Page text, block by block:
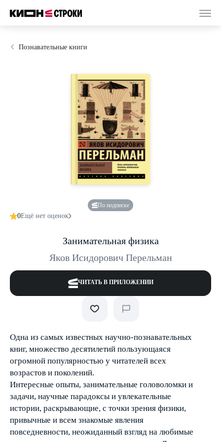
Познавательные книги
По подписке
0Ещё нет оценок
Занимательная физика
Яков Исидорович Перельман
ЧИТАТЬ В ПРИЛОЖЕНИИ
Одна из самых известных научно-познавательных
книг, множество десятилетий пользующаяся
огромной популярностью у читателей всех
возрастов и поколений.
Интересные опыты, занимательные головоломки и
задачи, научные парадоксы и увлекательные
истории, раскрывающие, с точки зрения физики,
привычные и всем знакомые явления
повседневности, неожиданный взгляд на любимые